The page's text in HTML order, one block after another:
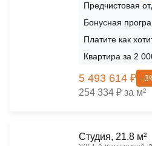
Предчистовая
Бонусная
Платите как
Квартира за 2
5 493 614 ₽ -
254 334 ₽ за м²
Cтудия, 21.8 м²